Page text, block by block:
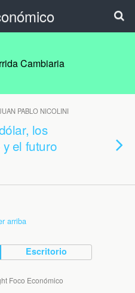
Cambiaria
PABLO NICOLINI
los
el futuro
arriba
Escritorio
Foco Económico